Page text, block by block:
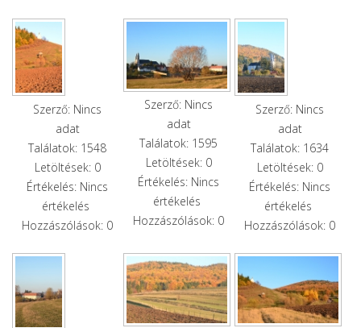
Szerző: Nincs
adat
Találatok: 1548
Letöltések: 0
Értékelés: Nincs
értékelés
Hozzászólások: 0
Szerző: Nincs
adat
Találatok: 1595
Letöltések: 0
Értékelés: Nincs
értékelés
Hozzászólások: 0
Szerző: Nincs
adat
Találatok: 1634
Letöltések: 0
Értékelés: Nincs
értékelés
Hozzászólások: 0